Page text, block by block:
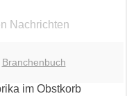
Nachrichten
Branchenbuch